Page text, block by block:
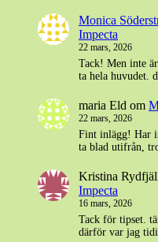
Monica
Impecta
22 mars, 2026
Tack! Men inte
ta hela huvudet.
maria Eld om
22 mars, 2026
Fint inlägg! Har
ta blad utifrån,
Kristina
Impecta
16 mars, 2026
Tack för tipset.
därför var jag